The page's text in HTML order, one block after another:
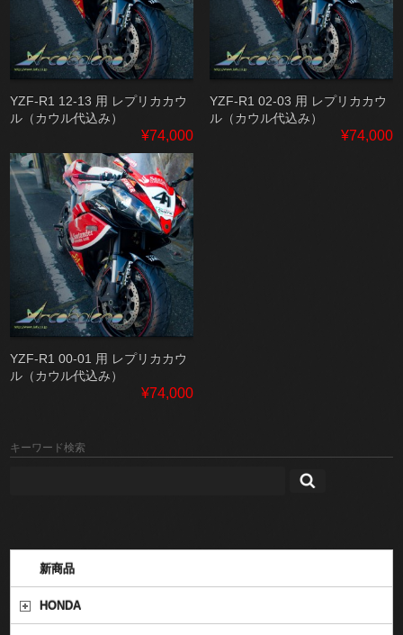
YZF-R1 12-13 用 レプリカカウ
ル（カウル代込み）
¥74,000
YZF-R1 02-03 用 レプリカカウ
ル（カウル代込み）
¥74,000
YZF-R1 00-01 用 レプリカカウ
ル（カウル代込み）
¥74,000
キーワード検索
新商品
HONDA